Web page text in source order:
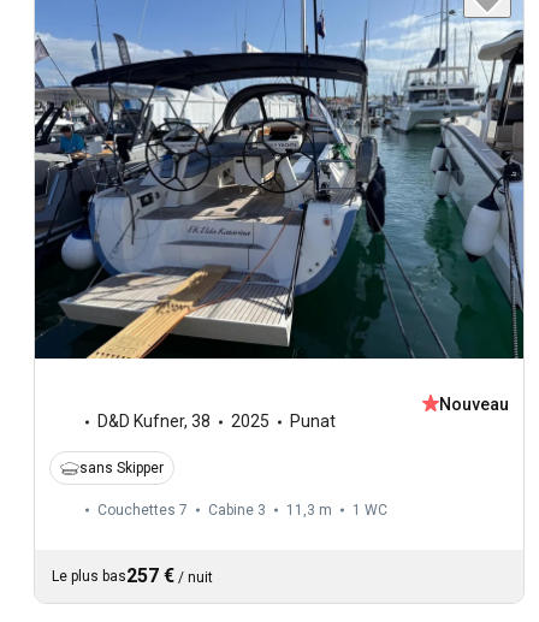
D&D Kufner, 38 2025 Punat
Nouveau
sans Skipper
Couchettes 7 Cabine 3 11,3 m 1 WC
Le plus bas257 € / nuit